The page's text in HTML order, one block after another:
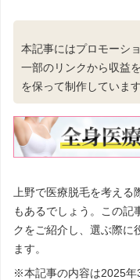
本記事にはプロモーシ
一部のリンクから収益
を保って制作しています
上野で医療脱毛を考え
もあるでしょう。この記
クをご紹介し、選ぶ際に
ます。
※本記事の内容は2025年